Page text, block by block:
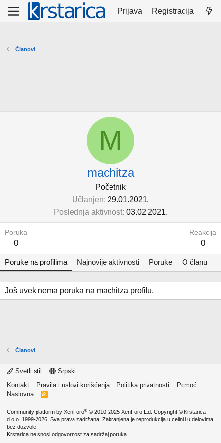
Prijava Registracija
Članovi
M
machitza
Početnik
Učlanjen 29.01.2021.
Poslednja aktivnost 03.02.2021.
Poruka
0
Reakcija
0
Poruke na profilima Najnovije aktivnosti Poruke O članu
Još uvek nema poruka na machitza profilu.
Članovi
Svetli stil
Srpski
Kontakt
Pravila i uslovi korišćenja Politika privatnosti
Pomoć
Naslovna
R
Community platform by XenForo® © 2010-2025 XenForo Ltd. Copyright © Krstarica
d.o.o. 1999-2026. Sva prava zadržana. Zabranjena je reprodukcija u celini i u delovima
bez dozvole.
Krstarica ne snosi odgovornost za sadržaj poruka.